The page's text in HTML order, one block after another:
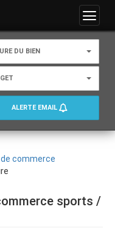
Menu
DU BIEN
ALERTE EMAIL
de commerce
sports /